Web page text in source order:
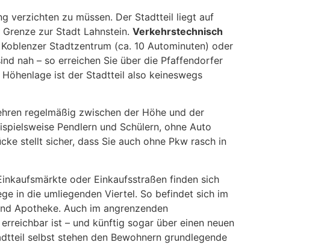
verzichten zu müssen. Der Stadtteil liegt auf
zur Stadt Lahnstein. Verkehrstechnisch
Stadtzentrum (ca. 10 Autominuten) oder
nah – so erreichen Sie über die Pfaffendorfer
ist der Stadtteil also keineswegs
regelmäßig zwischen der Höhe und der
Pendlern und Schülern, ohne Auto
stellt sicher, dass Sie auch ohne Pkw rasch in
oder Einkaufsstraßen finden sich
in die umliegenden Viertel. So befindet sich im
Apotheke. Auch im angrenzenden
ist – und künftig sogar über einen neuen
selbst stehen den Bewohnern grundlegende